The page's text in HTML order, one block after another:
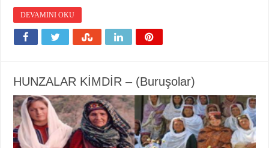
DEVAMINI OKU
HUNZALAR KİMDİR – (Buruşolar)